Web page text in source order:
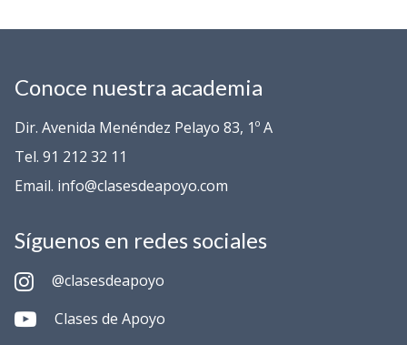
Conoce nuestra academia
Dir. Avenida Menéndez Pelayo 83, 1º A
Tel. 91 212 32 11
Email. info@clasesdeapoyo.com
Síguenos en redes sociales
@clasesdeapoyo
Clases de Apoyo